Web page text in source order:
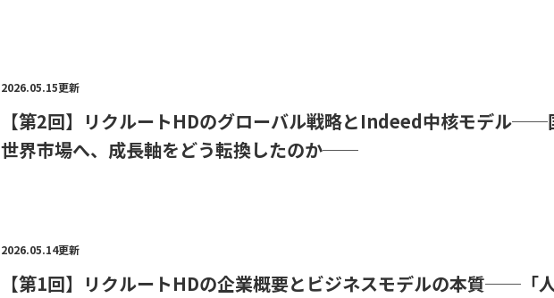
2026.05.15更新
【第2回】リクルートHDのグローバル戦略とIndeed中核モデル──
世界市場へ、成長軸をどう転換したのか──
2026.05.14更新
【第1回】リクルートHDの企業概要とビジネスモデルの本質──「